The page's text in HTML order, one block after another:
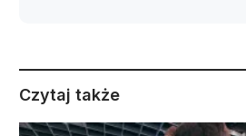
Czytaj także